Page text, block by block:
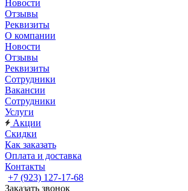
Новости
Отзывы
Реквизиты
О компании
Новости
Отзывы
Реквизиты
Сотрудники
Вакансии
Сотрудники
Услуги
Акции
Скидки
Как заказать
Оплата и доставка
Контакты
+7 (923) 127-17-68
Заказать звонок